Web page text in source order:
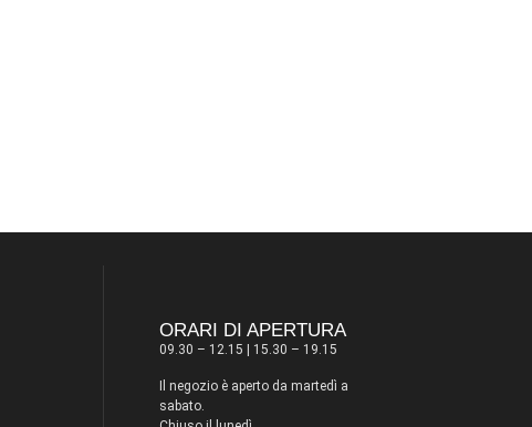
ORARI DI APERTURA
09.30 – 12.15 | 15.30 – 19.15
Il negozio è aperto da martedì a
sabato.